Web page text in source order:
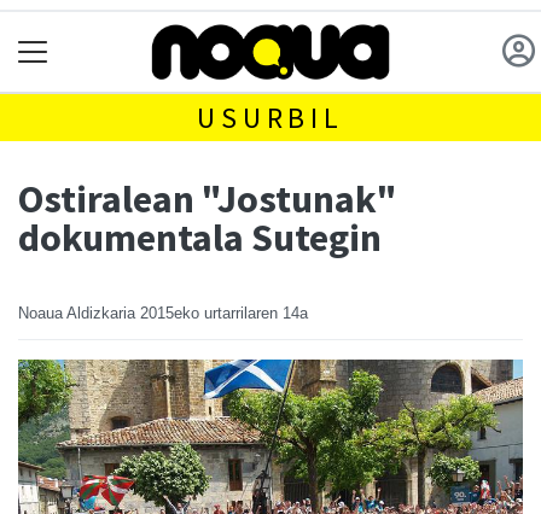
USURBIL
Ostiralean "Jostunak"
dokumentala Sutegin
Noaua Aldizkaria 2015eko urtarrilaren 14a